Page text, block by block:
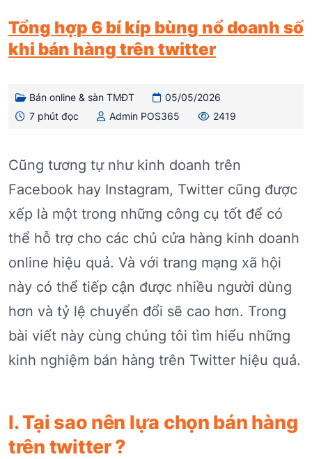
Tổng hợp 6 bí kíp bùng nổ doanh số
khi bán hàng trên twitter
Bán online & sàn TMĐT
05/05/2026
7 phút đọc
Admin POS365 2419
Cũng tương tự như kinh doanh trên
Facebook hay Instagram, Twitter cũng được
xếp là một trong những công cụ tốt để có
thể hỗ trợ cho các chủ cửa hàng kinh doanh
online hiệu quả. Và với trang mạng xã hội
này có thể tiếp cận được nhiều người dùng
hơn và tỷ lệ chuyển đổi sẽ cao hơn. Trong
bài viết này cùng chúng tôi tìm hiểu những
kinh nghiệm bán hàng trên Twitter hiệu quả.
I. Tại sao nên lựa chọn bán hàng
trên twitter ?